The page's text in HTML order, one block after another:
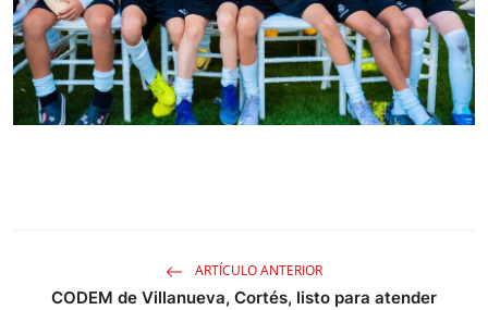
ARTÍCULO ANTERIOR
CODEM de Villanueva, Cortés, listo para atender